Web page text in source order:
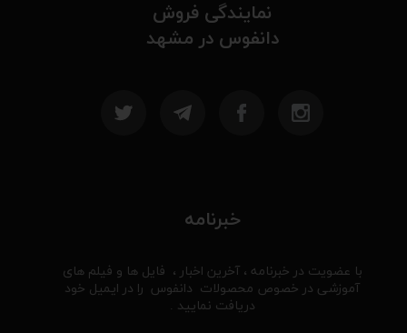
خبرنامه
با عضویت در خبرنامه ، آخرین اخبار ، فایل ها و فیلم های
آموزشی در خصوص محصولات دانفوس را در ایمیل خود
دریافت نمایید .
نمایندگی فروش
دانفوس در مشهد